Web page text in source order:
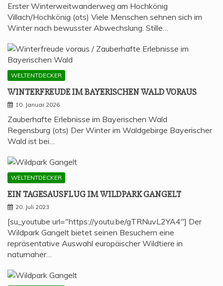
Erster Winterweitwanderweg am Hochkönig
Villach/Hochkönig (ots) Viele Menschen sehnen sich im
Winter nach bewusster Abwechslung. Stille…
WELTENTDECKER
WIN­TER­FREU­DE IM BAYE­RI­SCHEN WALD VORAUS
10. Januar 2026
Zauberhafte Erlebnisse im Bayerischen Wald
Regensburg (ots) Der Winter im Waldgebirge Bayerischer
Wald ist bei…
WELTENTDECKER
EIN TAGES­AUS­FLUG IM WILD­PARK GANGELT
20. Juli 2023
[su_youtube url="https://youtu.be/gTRNuvL2YA4"] Der
Wildpark Gangelt bietet seinen Besuchern eine
repräsentative Auswahl europäischer Wildtiere in
naturnaher…